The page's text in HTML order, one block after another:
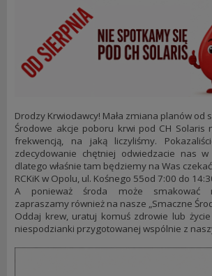
Drodzy Krwiodawcy! Mała zmiana planów od
Środowe akcje poboru krwi pod CH Solaris
frekwencją, na jaką liczyliśmy.
zdecydowanie chętniej odwiedzacie nas
dlatego właśnie tam będziemy na Was
RCKiK w Opolu, ul. Kośnego 55od 7:00 do
A ponieważ środa może smakować
zapraszamy również na nasze „Smaczne
Oddaj krew, uratuj komuś zdrowie lub
niespodzianki przygotowanej wspólnie z